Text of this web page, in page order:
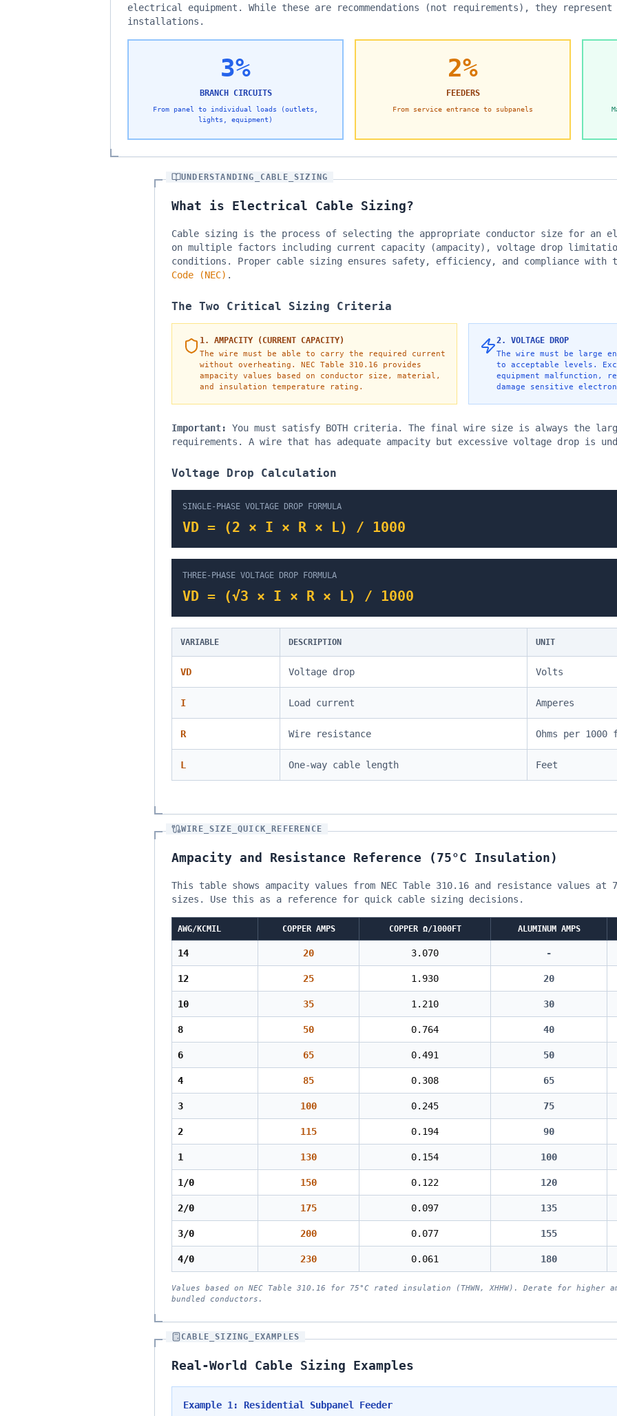
electrical equipment. While these are recommendations (not requirements), they
installations.
3%
BRANCH CIRCUITS
From panel to individual loads (outlets,
lights, equipment)
2%
FEEDERS
From service entrance to subpanels
UNDERSTANDING_CABLE_SIZING
What is Electrical Cable Sizing?
Cable sizing is the process of selecting the appropriate conductor size for an
on multiple factors including current capacity (ampacity), voltage drop
conditions. Proper cable sizing ensures safety, efficiency, and compliance with
Code (NEC) .
The Two Critical Sizing Criteria
1. AMPACITY (CURRENT CAPACITY)
The wire must be able to carry the required current
without overheating. NEC Table 310.16 provides
ampacity values based on conductor size, material,
and insulation temperature rating.
2. VOLTAGE DROP
The wire must be large
to acceptable levels.
equipment malfunction,
damage sensitive
Important:
You must satisfy BOTH criteria. The final wire size is always the
requirements. A wire that has adequate ampacity but excessive voltage drop is
Voltage Drop Calculation
SINGLE-PHASE VOLTAGE DROP FORMULA
VD = (2 × I × R × L) / 1000
THREE-PHASE VOLTAGE DROP FORMULA
VD = (√3 × I × R × L) / 1000
VARIABLE DESCRIPTION UNIT
VD Voltage drop Volts
I Load current Amperes
R Wire resistance Ohms per 1000
L One-way cable length Feet
WIRE_SIZE_QUICK_REFERENCE
Ampacity and Resistance Reference (75°C Insulation)
This table shows ampacity values from NEC Table 310.16 and resistance values at
sizes. Use this as a reference for quick cable sizing decisions.
AWG/KCMIL COPPER AMPS COPPER Ω/1000FT ALUMINUM AMPS
14 20 3.070 -
12 25 1.930 20
10 35 1.210 30
8 50 0.764 40
6 65 0.491 50
4 85 0.308 65
3 100 0.245 75
2 115 0.194 90
1 130 0.154 100
1/0 150 0.122 120
2/0 175 0.097 135
3/0 200 0.077 155
4/0 230 0.061 180
Values based on NEC Table 310.16 for 75°C rated insulation (THWN, XHHW). Derate for higher
bundled conductors.
CABLE_SIZING_EXAMPLES
Real-World Cable Sizing Examples
Example 1: Residential Subpanel Feeder